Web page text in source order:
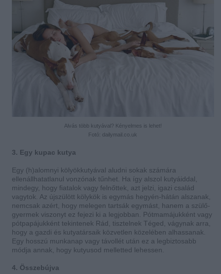
Alvás több kutyával? Kényelmes is lehet!
Fotó: dailymail.co.uk
3. Egy kupac kutya
Egy (h)alomnyi kölyökkutyával aludni sokak számára
ellenállhatatlanul vonzónak tűnhet. Ha így alszol kutyáiddal,
mindegy, hogy fiatalok vagy felnőttek, azt jelzi, igazi család
vagytok. Az újszülött kölykök is egymás hegyén-hátán alszanak,
nemcsak azért, hogy melegen tartsák egymást, hanem a szülő-
gyermek viszonyt ez fejezi ki a legjobban. Pótmamájukként vagy
pótpapájukként tekintenek Rád, tisztelnek Téged, vágynak arra,
hogy a gazdi és kutyatársaik közvetlen közelében alhassanak.
Egy hosszú munkanap vagy távollét után ez a legbiztosabb
módja annak, hogy kutyusod melletted lehessen.
4. Összebújva